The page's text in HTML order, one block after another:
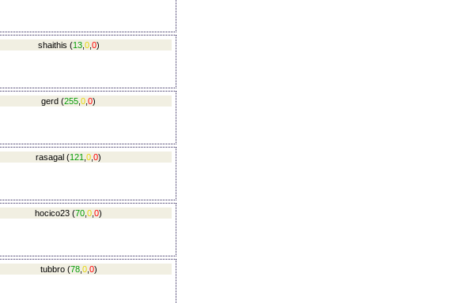
shaithis (13, 0, 0)
gerd (255 0 0)
rasagal (121 0, 0)
hocico23 (70, 0, 0)
tubbro (78, 0, 0)